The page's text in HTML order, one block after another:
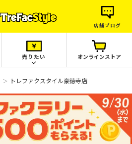
店舗ブログ
売りたい オンラインストア
トレファクスタイル豪徳寺店